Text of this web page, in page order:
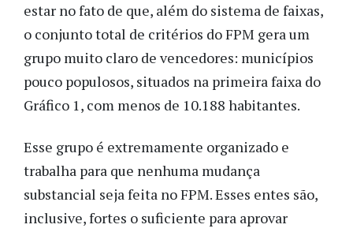
estar no fato de que, além do sistema de faixas,
o conjunto total de critérios do FPM gera um
grupo muito claro de vencedores: municípios
pouco populosos, situados na primeira faixa do
Gráfico 1, com menos de 10.188 habitantes.
Esse grupo é extremamente organizado e
trabalha para que nenhuma mudança
substancial seja feita no FPM. Esses entes são,
inclusive, fortes o suficiente para aprovar